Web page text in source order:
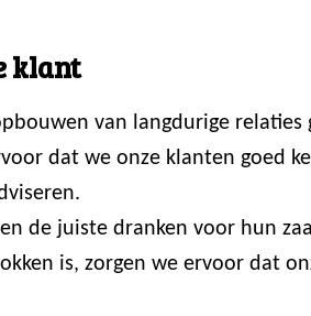
klant
van langdurige
dat we onze klanten goed
de juiste dranken voor hun
is, zorgen we ervoor dat